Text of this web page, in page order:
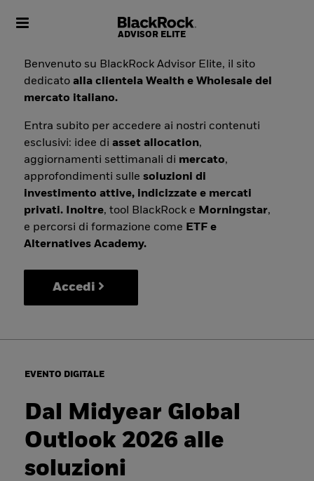
Toggle navigation
Benvenuto su BlackRock Advisor Elite, il sito
dedicatoalla clientela Wealth e Wholesale del
mercato italiano.
Entra subito per accedere ai nostri contenuti
esclusivi: idee diasset allocation,
aggiornamenti settimanali di mercato,
approfondimenti sullesoluzioni di
investimento attive, indicizzate e mercati
privati. Inoltre, tool BlackRock e Morningstar,
e percorsi di formazione come ETF e
Alternatives Academy.
Accedi
EVENTO DIGITALE
Dal Midyear Global
Outlook 2026 alle
soluzioni